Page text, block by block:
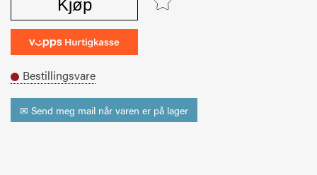
Kjøp
Bestillingsvare
✉ Send meg mail når varen er på lager